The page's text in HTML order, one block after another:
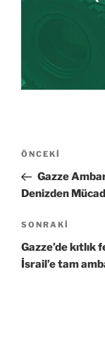
Yazı
Önceki
Yazı
ÖNCEKI
Gazze
Denizden
Sonraki
Yazı
SONRAKI
Gazze’de
İsrail’e tam